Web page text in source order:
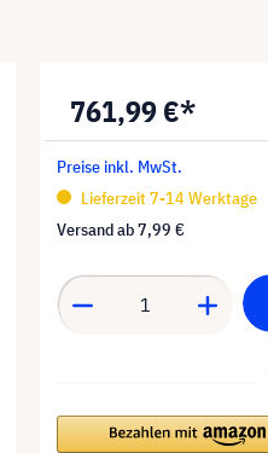
761,99 €*
Preise inkl. MwSt.
Lieferzeit 7-14 Werktage
Versand ab7,99 €